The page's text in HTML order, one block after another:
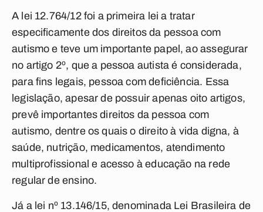
A lei 12.764/12 foi a primeira lei a tratar
especificamente dos direitos da pessoa com
autismo e teve um importante papel, ao assegurar
no artigo 2º, que a pessoa autista é considerada,
para fins legais, pessoa com deficiência. Essa
legislação, apesar de possuir apenas oito artigos,
prevê importantes direitos da pessoa com
autismo, dentre os quais o direito à vida digna, à
saúde, nutrição, medicamentos, atendimento
multiprofissional e acesso à educação na rede
regular de ensino.
Já a lei nº 13.146/15, denominada Lei Brasileira de